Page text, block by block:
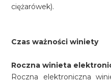
ciężarówek).
Czas ważności winiety
Roczna winieta
Roczna elektroniczna